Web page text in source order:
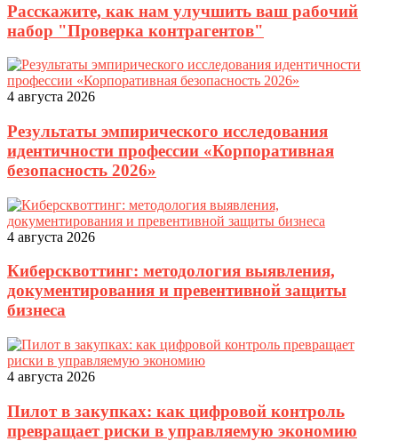
Расскажите, как нам улучшить ваш рабочий
набор "Проверка контрагентов"
4 августа 2026
Результаты эмпирического исследования
идентичности профессии «Корпоративная
безопасность 2026»
4 августа 2026
Киберсквоттинг: методология выявления,
документирования и превентивной защиты
бизнеса
4 августа 2026
Пилот в закупках: как цифровой контроль
превращает риски в управляемую экономию